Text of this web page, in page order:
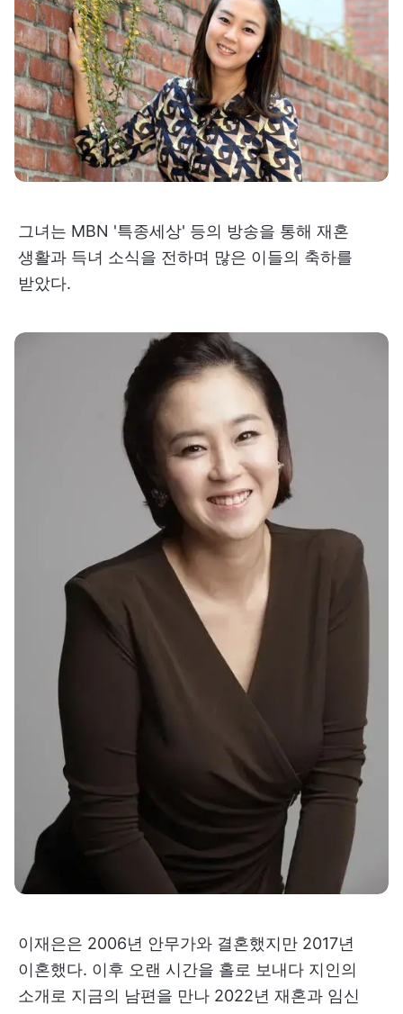
그녀는 MBN '특종세상' 등의 방송을 통해 재혼
생활과 득녀 소식을 전하며 많은 이들의 축하를
받았다.
이재은은 2006년 안무가와 결혼했지만 2017년
이혼했다. 이후 오랜 시간을 홀로 보내다 지인의
소개로 지금의 남편을 만나 2022년 재혼과 임신